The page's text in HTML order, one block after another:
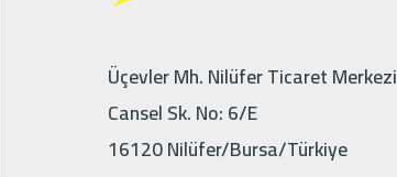
Üçevler Mh. Nilüfer Ticaret Merkezi
Cansel Sk. No: 6/E
16120 Nilüfer/Bursa/Türkiye